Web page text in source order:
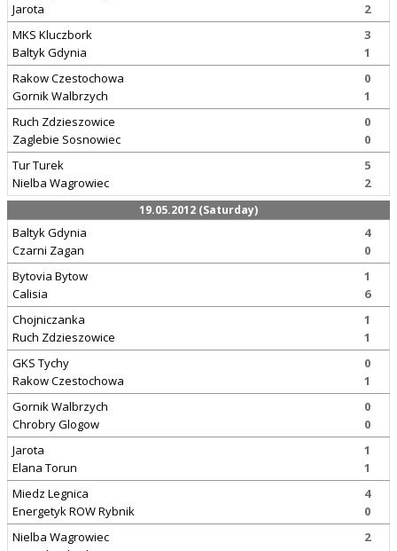
Jarota
2
MKS Kluczbork
Baltyk Gdynia
3
1
Rakow Czestochowa
Gornik Walbrzych
0
1
Ruch Zdzieszowice
Zaglebie Sosnowiec
0
0
Tur Turek
Nielba Wagrowiec
5
2
19.05.2012 (Saturday)
Baltyk Gdynia
Czarni Zagan
4
0
Bytovia Bytow
Calisia
1
6
Chojniczanka
Ruch Zdzieszowice
1
1
GKS Tychy
Rakow Czestochowa
0
1
Gornik Walbrzych
Chrobry Glogow
0
0
Jarota
Elana Torun
1
1
Miedz Legnica
Energetyk ROW Rybnik
4
0
Nielba Wagrowiec
2